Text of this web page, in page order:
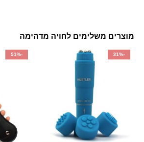
מוצרים משלימים לחויה מדהימה
-31%
-51%